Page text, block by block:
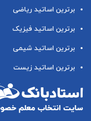
برترین اساتید ریاضی
برترین اساتید فیزیک
برترین اساتید شیمی
برترین اساتید زیست